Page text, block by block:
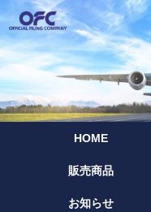
HOME
販売商品
お知らせ